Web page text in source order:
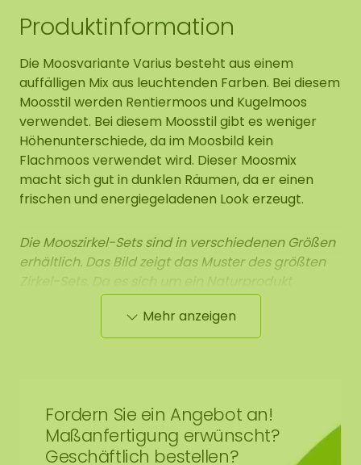
Produktinformation
Die Moosvariante Varius besteht aus einem
auffälligen Mix aus leuchtenden Farben. Bei diesem
Moosstil werden Rentiermoos und Kugelmoos
verwendet. Bei diesem Moosstil gibt es weniger
Höhenunterschiede, da im Moosbild kein
Flachmoos verwendet wird. Dieser Moosmix
macht sich gut in dunklen Räumen, da er einen
frischen und energiegeladenen Look erzeugt.
Die Mooszirkel-Sets sind in verschiedenen Größen
erhältlich. Das Bild zeigt das Muster des größten
handelt, ist jedes Moosbild ein Unikat. Daher kann
das Layout des gekauften Mooszirkels von dem
ausgewählten Foto abweichen. Sollten Sie eine
Mehr anzeigen
Fordern Sie ein Angebot an!
Maßanfertigung erwünscht?
Geschäftlich bestellen?